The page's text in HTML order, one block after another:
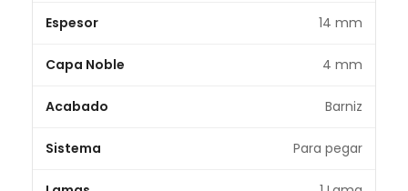
Espesor 14 mm
Capa Noble 4 mm
Acabado Barniz
Sistema Para pegar